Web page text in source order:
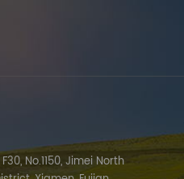
No.1150, Jimei North